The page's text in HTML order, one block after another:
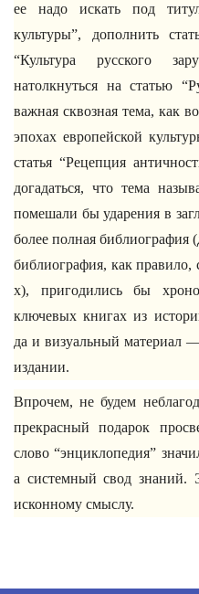
ее надо искать под
культуры”, дополнить
“Культура русского
натолкнуться на статью
важная сквозная тема, как
эпохах европейской
статья “Рецепция
догадаться, что тема
помешали бы ударения в
более полная библиография
библиография, как правило,
х), пригодились бы
ключевых книгах из
да и визуальный материал
издании.
Впрочем, не будем
прекрасный подарок
слово “энциклопедия”
а системный свод знаний.
исконному смыслу.